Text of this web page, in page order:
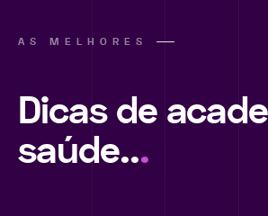
AS MELHORES
Dicas de
saúde...